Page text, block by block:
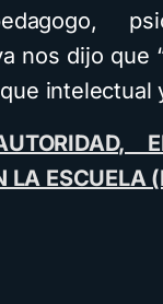
nos dijo que
intelectual
LA ESCUELA